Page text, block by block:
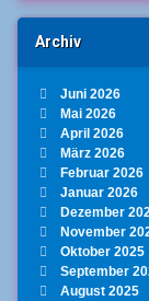
Archiv
Juni 2026
Mai 2026
April 2026
März 2026
Februar 2026
Januar 2026
Dezember
November
Oktober 2025
September
August 2025